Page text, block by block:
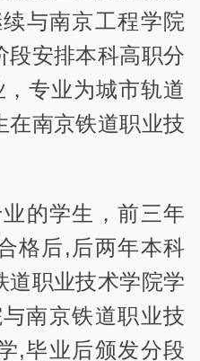
与南京工程学院
段安排本科高职分
专业为城市轨道
在南京铁道职业技
的学生，前三年
格后,后两年本科
道职业技术学院学
南京铁道职业技
,毕业后颁发分段